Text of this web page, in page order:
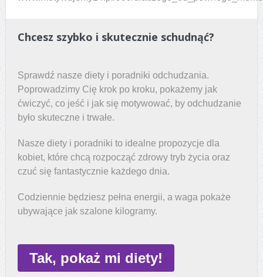
Chcesz szybko i skutecznie schudnąć?
Sprawdź nasze diety i poradniki odchudzania.
Poprowadzimy Cię krok po kroku, pokażemy jak
ćwiczyć, co jeść i jak się motywować, by odchudzanie
było skuteczne i trwałe.
Nasze diety i poradniki to idealne propozycje dla
kobiet, które chcą rozpocząć zdrowy tryb życia oraz
czuć się fantastycznie każdego dnia.
Codziennie będziesz pełna energii, a waga pokaże
ubywające jak szalone kilogramy.
Tak, pokaż mi diety!